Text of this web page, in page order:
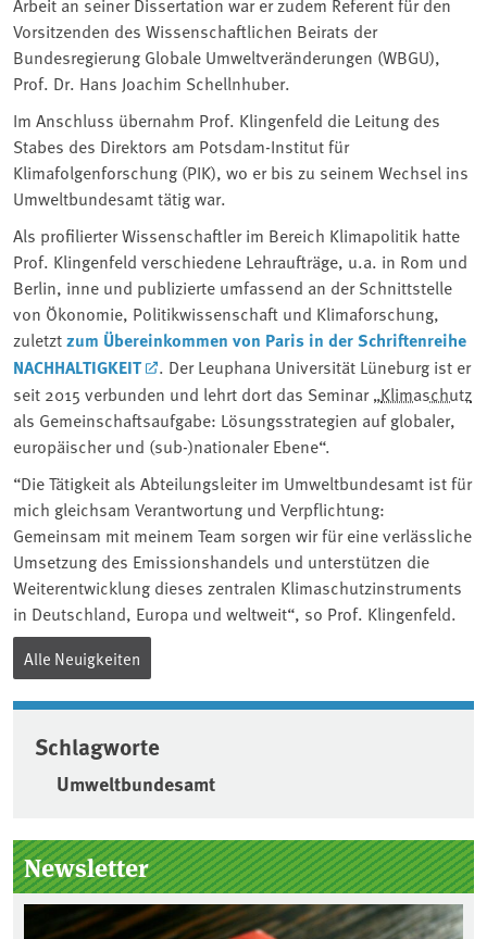
Vorsitzenden des Wissenschaftlichen Beirats der
Bundesregierung Globale Umweltveränderungen (WBGU),
Prof. Dr. Hans Joachim Schellnhuber.
Im Anschluss übernahm Prof. Klingenfeld die Leitung des
Stabes des Direktors am Potsdam-Institut für
Klimafolgenforschung (PIK), wo er bis zu seinem Wechsel ins
Umweltbundesamt tätig war.
Als profilierter Wissenschaftler im Bereich Klimapolitik hatte
Prof. Klingenfeld verschiedene Lehraufträge, u.a. in Rom und
Berlin, inne und publizierte umfassend an der Schnittstelle
von Ökonomie, Politikwissenschaft und Klimaforschung,
zuletztzum Übereinkommen von Paris in der Schriftenreihe
NACHHALTIGKEIT
. Der Leuphana Universität Lüneburg ist er
seit 2015 verbunden und lehrt dort das Seminar „Klimaschutz
als Gemeinschaftsaufgabe: Lösungsstrategien auf globaler,
europäischer und (sub-)nationaler Ebene“.
“Die Tätigkeit als Abteilungsleiter im Umweltbundesamt ist für
mich gleichsam Verantwortung und Verpflichtung:
Gemeinsam mit meinem Team sorgen wir für eine verlässliche
Umsetzung des Emissionshandels und unterstützen die
Weiterentwicklung dieses zentralen Klimaschutzinstruments
in Deutschland, Europa und weltweit“, so Prof. Klingenfeld.
Alle Neuigkeiten
Schlagworte
Umweltbundesamt
Seitenleiste
Newsletter